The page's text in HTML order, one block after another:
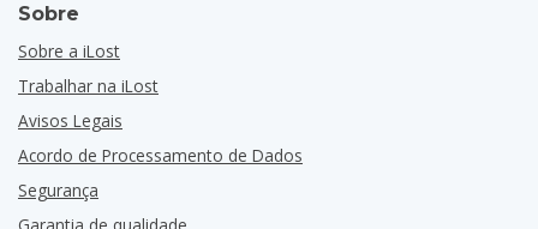
Sobre
Sobre a iLost
Trabalhar na iLost
Avisos Legais
Acordo de Processamento de Dados
Segurança